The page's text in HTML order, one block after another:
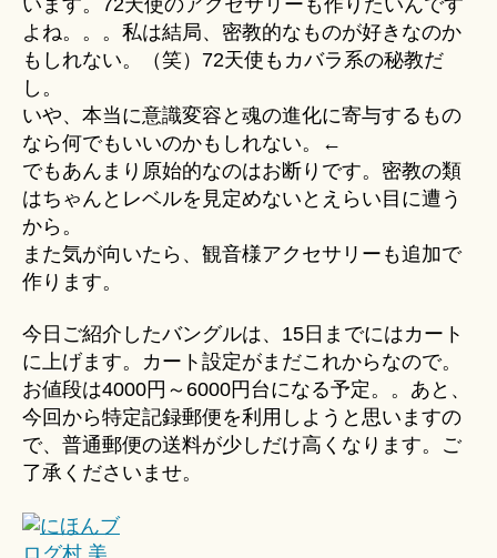
よね。。。私は結局、密教的なものが好きなのか
もしれない。（笑）72天使もカバラ系の秘教だ
し。
いや、本当に意識変容と魂の進化に寄与するもの
なら何でもいいのかもしれない。←
でもあんまり原始的なのはお断りです。密教の類
はちゃんとレベルを見定めないとえらい目に遭う
から。
また気が向いたら、観音様アクセサリーも追加で
作ります。
今日ご紹介したバングルは、15日までにはカート
に上げます。カート設定がまだこれからなので。
お値段は4000円～6000円台になる予定。。あと、
今回から特定記録郵便を利用しようと思いますの
で、普通郵便の送料が少しだけ高くなります。ご
了承くださいませ。